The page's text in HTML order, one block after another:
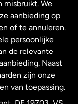
misbruikt. We
aanbieding op
of te annuleren.
persoonlijke
de relevante
Naast
zijn onze
van toepassing.